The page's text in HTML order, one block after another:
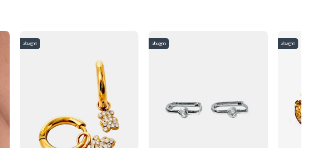
ახალი ახალი ახალი